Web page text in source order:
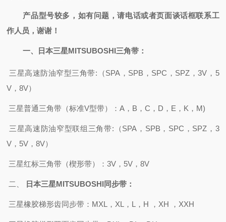
产品型号较多，如有问题，请电话或者页面谈话框联系工
作人员，谢谢！
一、 日本三星MITSUBOSHI三角带：
三星高速防油窄型三角带: （SPA，SPB，SPC，SPZ，3V ， 5
V，8V）
三星普通三角带（标准V型带）：A，B，C，D，E，K，M)
三星高速防油窄型联组三角带: （SPA，SPB，SPC，SPZ，3
V，5V，8V）
三星红标三角带（楔形带）：3V，5V，8V
二、 日本三星MITSUBOSHI同步带：
三星橡胶梯形齿同步带 ： MXL，XL，L，H ，XH ，XXH